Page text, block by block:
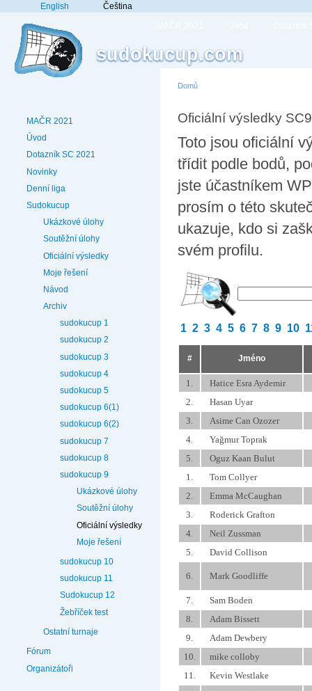
English Čeština
sudokucup.com
MAČR 2021
Úvod
Dotazník SC 2021
Novinky
Denní liga
Sudokucup
Ukázkové úlohy
Soutěžní úlohy
Oficiální výsledky
Moje řešení
Návod
Archiv
sudokucup 1
sudokucup 2
sudokucup 3
sudokucup 4
sudokucup 5
sudokucup 6(1)
sudokucup 6(2)
sudokucup 7
sudokucup 8
sudokucup 9
Ukázkové úlohy
Soutěžní úlohy
Oficiální výsledky
Moje řešení
sudokucup 10
sudokucup 11
Sudokucup 12
Žebříček test
Ostatní turnaje
Fórum
Organizátoři
Domů
Oficiální výsledky SC9
Toto jsou oficiální
třídit podle bodů,
jste účastníkem
prosím o této
ukazuje, kdo si
svém profilu.
1 2 3 4 5 6 7 8 9 10
# Jméno
1.
Hatice Esra Aydemir
2.
Hasan Uyar
3.
Asime Can Ozozer
4.
Yağmur Toprak
5.
Oguz Kaan Bulut
1.
Tom Collyer
2.
Emma McCaughan
3.
Roderick Grafton
4.
Neil Zussman
5.
David Collison
6. Mark Goodliffe
7.
Sam Boden
8.
Adam Bissett
9.
Adam Dewbery
10.
mike colloby
11.
Kevin Westlake